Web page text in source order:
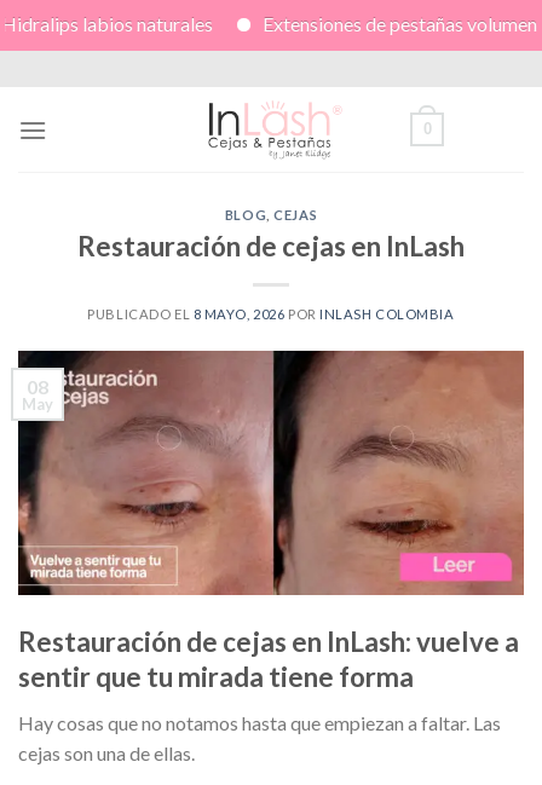
naturales Extensiones de pestañas volumen 3D
content
0
BLOG ,CEJAS
Restauración de cejas en InLash
PUBLICADO EL 8 MAYO, 2026 POR INLASH COLOMBIA
08
May
Restauración de cejas en InLash: vuelve a
sentir que tu mirada tiene forma
Hay cosas que no notamos hasta que empiezan a faltar. Las
cejas son una de ellas.